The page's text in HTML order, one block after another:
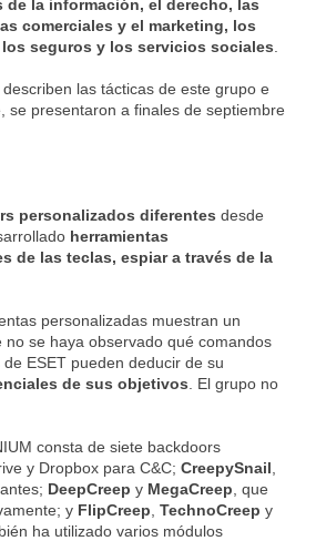
la información, el derecho, las
comerciales y el marketing, los
seguros y los servicios sociales
las tácticas de este grupo e
se presentaron a finales de septiembre
personalizados diferentesdesde
herramientas
de las teclas, espiar a través de la
personalizadas muestran un
se haya observado qué comandos
ESET pueden deducir de su
de sus objetivos . El grupo no
consta de siete backdoors
y Dropbox para C&C;CreepySnail
DeepCreep y MegaCreep , que
y FlipCreep ,TechnoCreep y
ha utilizado varios módulos